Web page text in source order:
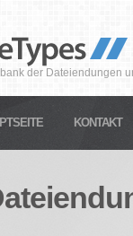
der Dateiendungen
KONTAKT